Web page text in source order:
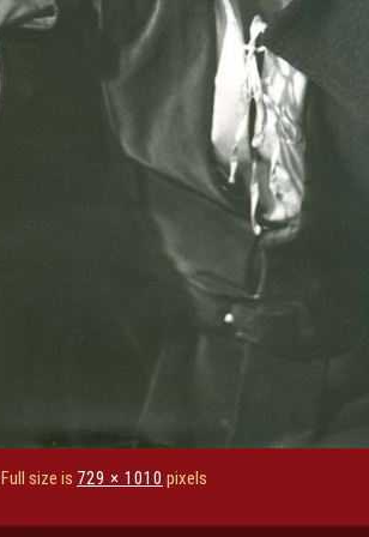
Full size is 729 × 1010 pixels